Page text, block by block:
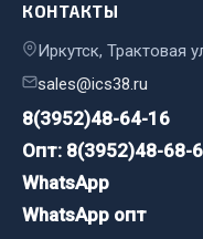
Весь раздел
Автомобильная
Автолампы
КОНТАКТЫ
Иркутск, Трактовая
sales@ics38.ru
8(3952)48-64-16
Опт: 8(3952)48-68-
WhatsApp
WhatsApp опт